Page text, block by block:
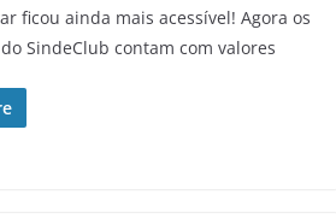
ficou ainda mais acessível! Agora os
SindeClub contam com valores